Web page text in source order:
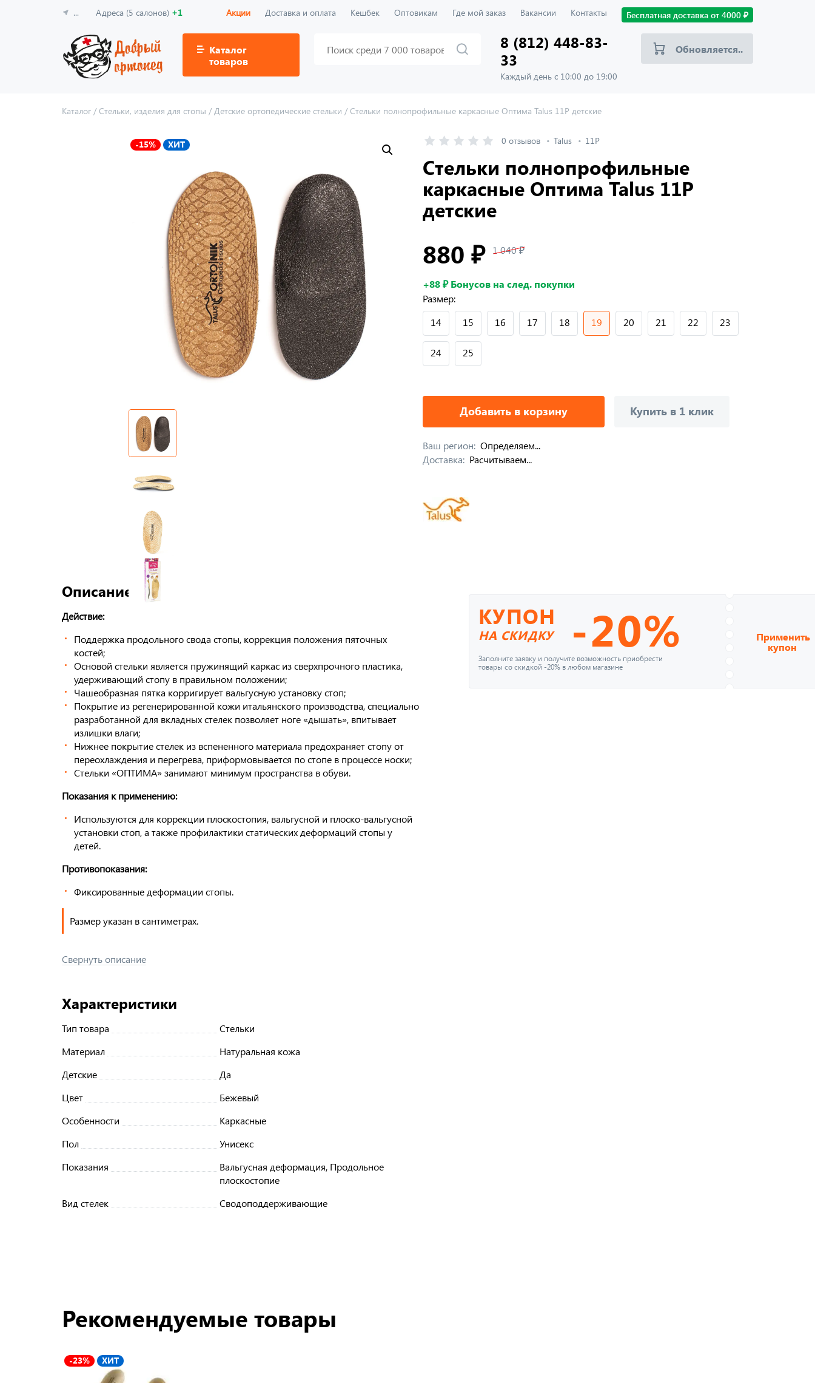
... Адреса (5 салонов) +1 Акции Доставка и оплата Кешбек Оптовикам Где мой заказ Вакансии Контакты Бесплатная доставка от 4000 ₽
Каталог
товаров
8 (812) 448-83-
33
Каждый день с 10:00 до 19:00
Обновляется..
Каталог /Стельки, изделия для стопы /Детские ортопедические стельки /Стельки полнопрофильные каркасные Оптима Talus 11Р детские
-15% ХИТ 0 отзывов Talus 11Р
Стельки полнопрофильные
каркасные Оптима Talus 11Р
детские
880 ₽ 1 040 ₽
+88 ₽ Бонусов на след. покупки
Размер:
14
15 16 17 18 19 20 21 22 23
24 25
Добавить в корзину Купить в 1 клик
Ваш регион: Определяем...
Доставка: Расчитываем...
Описание
Действие:
Поддержка продольного свода стопы, коррекция положения пяточных
костей;
Основой стельки является пружинящий каркас из сверхпрочного пластика,
удерживающий стопу в правильном положении;
Чашеобразная пятка корригирует вальгусную установку стоп;
Покрытие из регенерированной кожи итальянского производства, специально
разработанной для вкладных стелек позволяет ноге «дышать», впитывает
излишки влаги;
Нижнее покрытие стелек из вспененного материала предохраняет стопу от
переохлаждения и перегрева, приформовывается по стопе в процессе носки;
Стельки «ОПТИМА» занимают минимум пространства в обуви.
Показания к применению:
Используются для коррекции плоскостопия, вальгусной и плоско-вальгусной
установки стоп, а также профилактики статических деформаций стопы у
детей.
Противопоказания:
Фиксированные деформации стопы.
Размер указан в сантиметрах.
Свернуть описание
Характеристики
Тип товара
Стельки
Материал
Натуральная кожа
Детские
Да
Цвет
Бежевый
Особенности
Каркасные
Пол
Унисекс
Показания
Вальгусная деформация, Продольное
плоскостопие
Вид стелек
Сводоподдерживающие
КУПОН
НА СКИДКУ -20%
Заполните заявку и получите возможность приобрести
товары со скидкой -20% в любом магазине
Применить
купон
Рекомендуемые товары
-23% ХИТ